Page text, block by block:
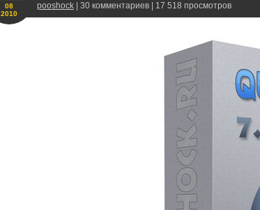
pooshock | 30 комментариев | 17 518 просмотров
08
2010